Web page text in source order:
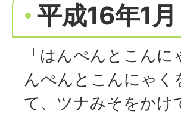
平成16年1月
「はんぺんとこん
んぺんとこんにゃく
て、ツナみそをかけ